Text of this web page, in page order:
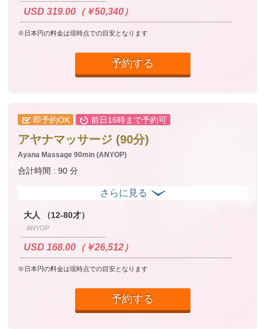
USD 319.00（￥50,340）
※日本円の料金は現時点での目安となります
予約する
即予約OK 前日16時まで予約可
アヤナマッサージ (90分)
Ayana Massage 90min (ANYOP)
合計時間 : 90 分
大人 （12-80才）
ANYOP
USD 168.00（￥26,512）
※日本円の料金は現時点での目安となります
予約する